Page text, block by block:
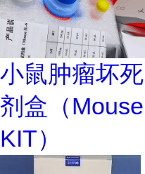
小鼠肿瘤坏
剂盒（
KIT）